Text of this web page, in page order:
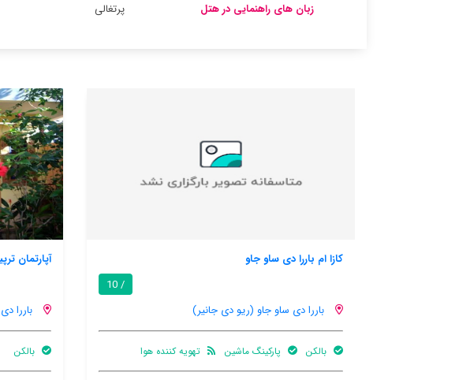
زبان های راهنمایی در هتل پرتغالی
تهویه کننده هوا
باررا دی ساو جاو (ریو دی جانیر)
بالکن